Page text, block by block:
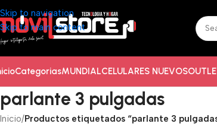
Skip to navigation
Skip to main content
CategoriasMUNDIALCELULARES NUEVOS
parlante 3 pulgadas
Inicio/Productos etiquetados “parlante 3